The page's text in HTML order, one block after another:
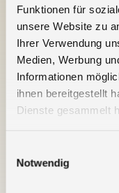
Funktionen für
unsere Website zu
Ihrer Verwendung
Medien, Werbung
Informationen
ihnen bereitgestellt
Dienste gesammelt
Notwendig
WEITERE
30.06.2026 » 20
Glückwunsch NE-
21.12.2025 »